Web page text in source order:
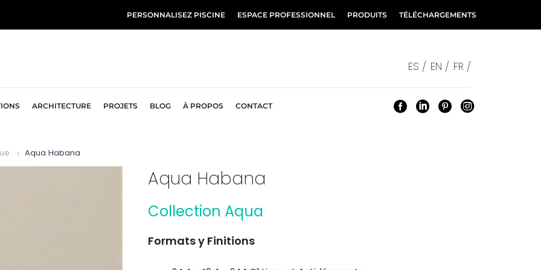
PERSONNALISEZ PISCINE ESPACE PROFESSIONNEL PRODUITS TÉLÉCHARGEMENTS
ES / EN / FR /
ARCHITECTURE PROJETS BLOG À PROPOS CONTACT
Aqua Habana
Aqua Habana
Collection Aqua
Formats y Finitions